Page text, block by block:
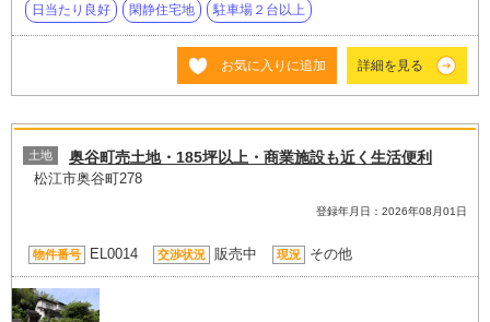
日当たり良好 閑静住宅地 駐車場２台以上
お気に入りに追加 詳細を見る
土地 奥谷町売土地・185坪以上・商業施設も近く生活便利
松江市奥谷町278
登録年月日：2026年08月01日
物件番号 EL0014 交渉状況 販売中 現況 その他